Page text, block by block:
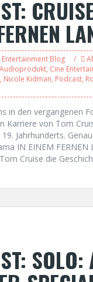
Entertainment Blog
Audioprodukt, Cine
, Nicole Kidman, Podcast,
in den vergangenen
Karriere von Tom
Jahrhunderts.
IN EINEM
Cruise die
SOLO: